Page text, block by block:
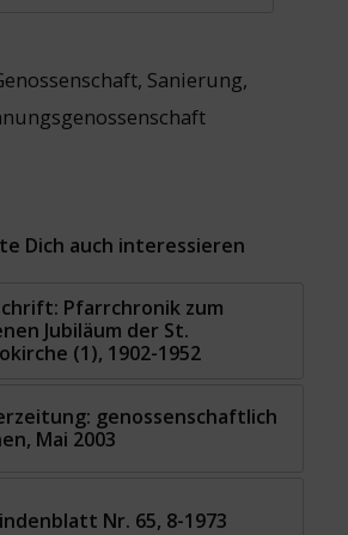
, Sanierung,
Dich auch interessieren
Pfarrchronik zum
Jubiläum der St.
(1), 1902-1952
genossenschaftlich
Mai 2003
Nr. 65, 8-1973